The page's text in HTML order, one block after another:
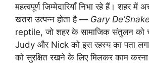
महत्वपूर्ण जिम्मेदारियाँ निभा रहे हैं। शहर में
खतरा उत्पन्न होता है — Gary De’Snake
reptile, जो शहर के सामाजिक संतुलन को
Judy और Nick को इस रहस्य का पता
को सुरक्षित रखने के लिए मिलकर काम